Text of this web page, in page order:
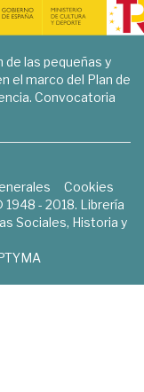
de las pequeñas y
el marco del Plan de
Convocatoria
Cookies
- 2018. Librería
Sociales, Historia y